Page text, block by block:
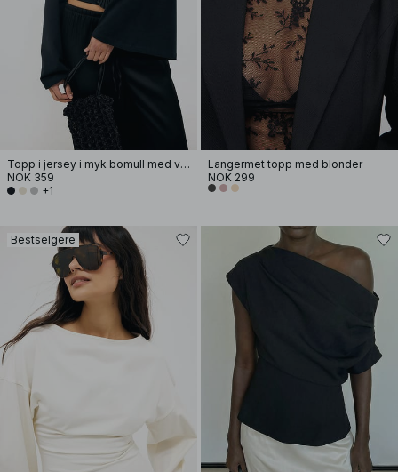
Topp i jersey i myk bomull med vide ermer
NOK 359
+1
Langermet topp med blonder
NOK 299
Bestselgere